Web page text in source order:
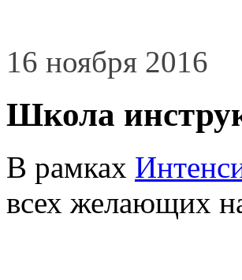
16 ноября 2016
Школа
В рамках
всех желающих